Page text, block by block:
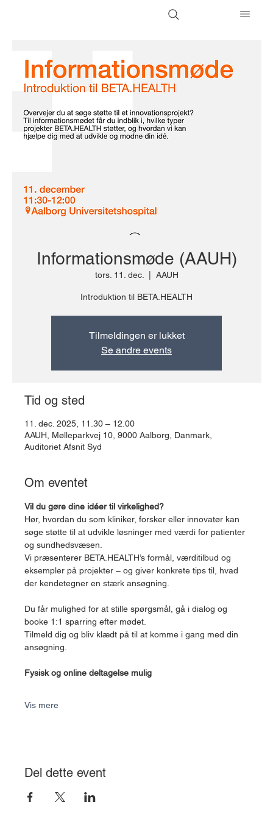
Informationsmøde (AAUH)
tors. 11. dec. AAUH
Introduktion til BETA.HEALTH
Tilmeldingen er lukket
Se andre events
Tid og sted
11. dec. 2025, 11.30 – 12.00
AAUH, Mølleparkvej 10, 9000 Aalborg, Danmark,
Auditoriet Afsnit Syd
Om eventet
Vil du gøre dine idéer til virkelighed?
Hør, hvordan du som kliniker, forsker eller innovatør kan
søge støtte til at udvikle løsninger med værdi for patienter
og sundhedsvæsen.
Vi præsenterer BETA.HEALTH’s formål, værditilbud og
eksempler på projekter – og giver konkrete tips til, hvad
der kendetegner en stærk ansøgning.
Du får mulighed for at stille spørgsmål, gå i dialog og
booke 1:1 sparring efter mødet.
Tilmeld dig og bliv klædt på til at komme i gang med din
ansøgning.
Fysisk og online deltagelse mulig
Vis mere
Del dette event